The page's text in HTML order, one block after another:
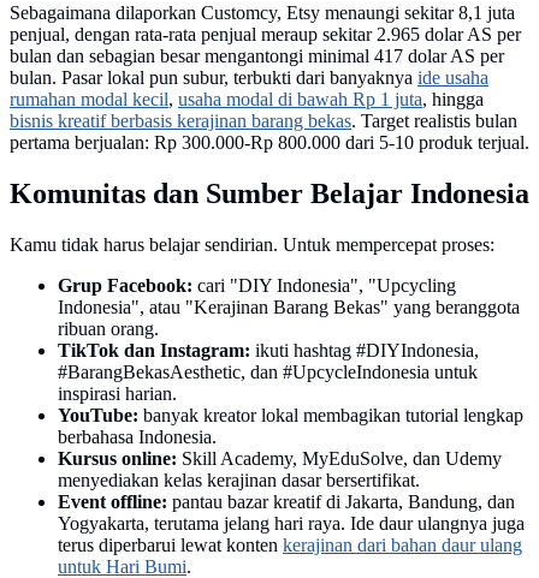
Sebagaimana dilaporkan Customcy, Etsy menaungi sekitar 8,1 juta
penjual, dengan rata-rata penjual meraup sekitar 2.965 dolar AS per
bulan dan sebagian besar mengantongi minimal 417 dolar AS per
bulan. Pasar lokal pun subur, terbukti dari banyaknya ide usaha
rumahan modal kecil, usaha modal di bawah Rp 1 juta, hingga
bisnis kreatif berbasis kerajinan barang bekas. Target realistis bulan
pertama berjualan: Rp 300.000-Rp 800.000 dari 5-10 produk terjual.
Komunitas dan Sumber Belajar Indonesia
Kamu tidak harus belajar sendirian. Untuk mempercepat proses:
Grup Facebook: cari "DIY Indonesia", "Upcycling
Indonesia", atau "Kerajinan Barang Bekas" yang beranggota
ribuan orang.
TikTok dan Instagram: ikuti hashtag #DIYIndonesia,
#BarangBekasAesthetic, dan #UpcycleIndonesia untuk
inspirasi harian.
YouTube: banyak kreator lokal membagikan tutorial lengkap
berbahasa Indonesia.
Kursus online: Skill Academy, MyEduSolve, dan Udemy
menyediakan kelas kerajinan dasar bersertifikat.
Event offline: pantau bazar kreatif di Jakarta, Bandung, dan
Yogyakarta, terutama jelang hari raya. Ide daur ulangnya juga
terus diperbarui lewat konten kerajinan dari bahan daur ulang
untuk Hari Bumi.